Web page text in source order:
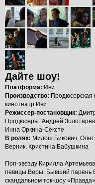
Дайте шоу!
Платформа: Иви
Производство: Продюсерская
кинотеатр Иви
Режиссер-постановщик:
Продюсеры: Андрей
Инна Оркина-Сексте
В ролях: Милош Бикович, Олег
Верник, Кристина Бабушкина
Поп-звезду Кирилла
певицы Веры. Бывший парень
скандальном ток-шоу